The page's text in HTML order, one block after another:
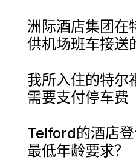
洲际酒店集团在
供机场班车接送
我所入住的特尔
需要支付停车费
Telford的酒店
最低年龄要求？